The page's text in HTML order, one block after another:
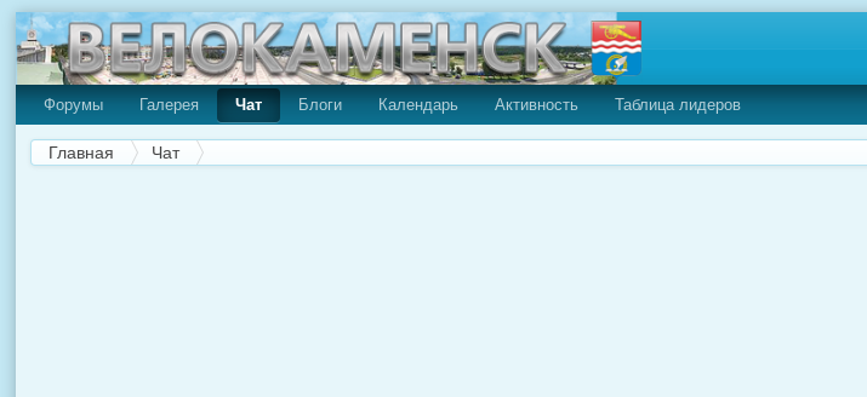
Форумы Галерея Чат Блоги Календарь Активность Таблица лидеров
Главная Чат